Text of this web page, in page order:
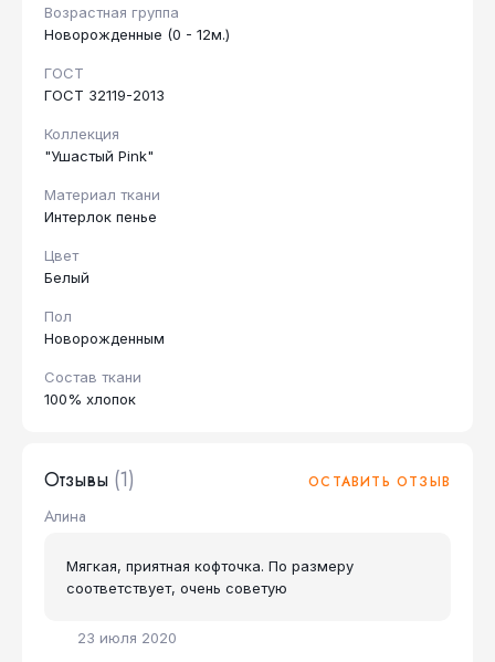
Возрастная группа
Новорожденные (0 - 12м.)
ГОСТ
ГОСТ 32119-2013
Коллекция
"Ушастый Pink"
Материал ткани
Интерлок пенье
Цвет
Белый
Пол
Новорожденным
Состав ткани
100% хлопок
Отзывы (1) ОСТАВИТЬ ОТЗЫВ
Алина
23 июля 2020
Мягкая, приятная кофточка. По размеру
соответствует, очень советую